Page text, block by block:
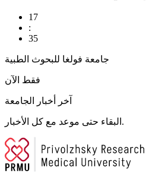
17
:
35
جامعة فولغا للبحوث الطبية
فقط الآن
آخر أخبار الجامعة
البقاء حتى موعد مع كل الأخبار.